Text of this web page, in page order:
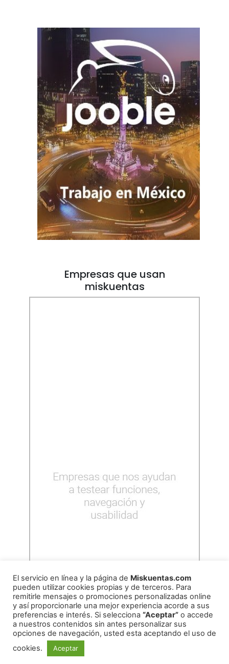
Empresas que usan
miskuentas
El servicio en línea y la página de Miskuentas.com
pueden utilizar cookies propias y de terceros. Para
remitirle mensajes o promociones personalizadas online
y así proporcionarle una mejor experiencia acorde a sus
preferencias e interés. Si selecciona “Aceptar” o accede
a nuestros contenidos sin antes personalizar sus
opciones de navegación, usted esta aceptando el uso de
cookies.
Aceptar